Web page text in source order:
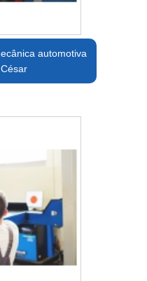
automotiva